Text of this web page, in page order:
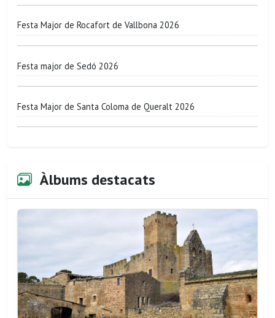
Festa Major de Rocafort de Vallbona 2026
Festa major de Sedó 2026
Festa Major de Santa Coloma de Queralt 2026
Àlbums destacats